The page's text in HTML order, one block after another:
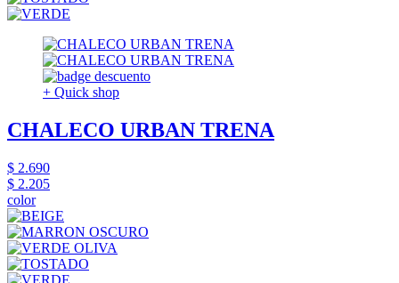
+ Quick shop
CHALECO URBAN TRENA
$ 2.690
$ 2.205
color